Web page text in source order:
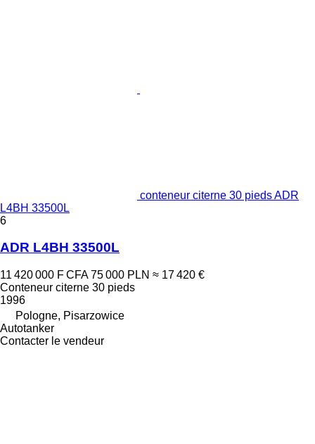
conteneur citerne 30 pieds ADR
L4BH 33500L
6
ADR L4BH 33500L
11 420 000 F CFA 75 000 PLN ≈ 17 420 €
Conteneur citerne 30 pieds
1996
Pologne, Pisarzowice
Autotanker
Contacter le vendeur